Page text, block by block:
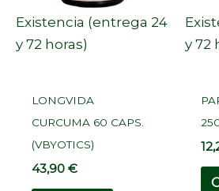
Existencia (entrega 24
y 72 horas)
LONGVIDA
CURCUMA 60 CAPS.
(VBYOTICS)
43,90€
y 72